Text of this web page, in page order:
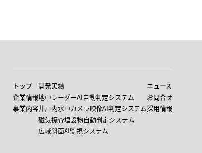
トップ
企業情報
事業内容
開発実績
地中レーダーAI自動判定システム
井戸内水中カメラ映像AI判定システム
磁気探査埋設物自動判定システム
広域斜面AI監視システム
ニュース
お問合せ
採用情報